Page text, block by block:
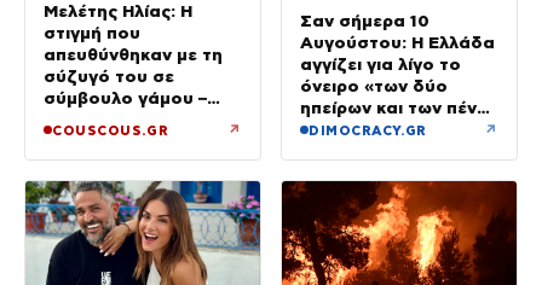
Μελέτης Ηλίας: Η
στιγμή που
απευθύνθηκαν με τη
σύζυγό του σε
σύμβουλο γάμου –
σημείο ήταν όταν
γεννήθηκε ο γιος μας»
COUSCOUS.GR ↗
Σαν σήμερα 10
Αυγούστου: Η Ελλάδα
αγγίζει για λίγο το
όνειρο «των δύο
ηπείρων και των πέντε
θαλασσών»
DIMOCRACY.GR ↗